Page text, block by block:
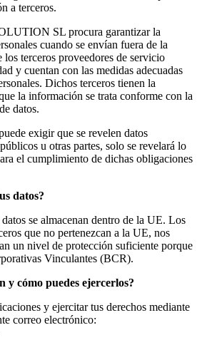
a terceros.
SL procura garantizar la
cuando se envían fuera de la
los terceros proveedores de servicio
y cuentan con las medidas adecuadas
Dichos terceros tienen la
la información se trata conforme con la
datos.
exigir que se revelen datos
u otras partes, solo se revelará lo
el cumplimiento de dichas obligaciones
datos?
se almacenan dentro de la UE. Los
que no pertenezcan a la UE, nos
un nivel de protección suficiente porque
Vinculantes (BCR).
y cómo puedes ejercerlos?
y ejercitar tus derechos mediante
correo electrónico: